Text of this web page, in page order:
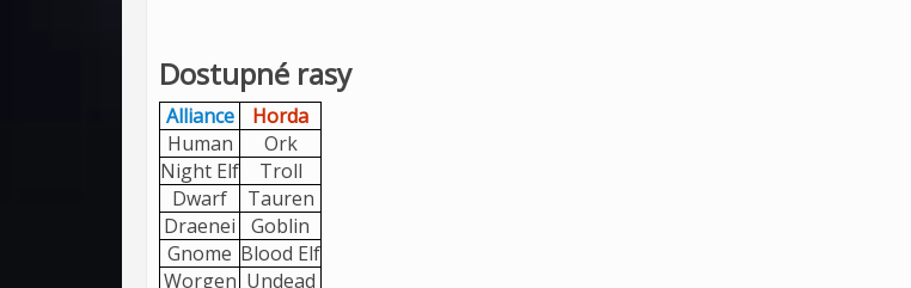
Dostupné rasy
Alliance
Horda
Human
Ork
Night Elf
Troll
Dwarf
Tauren
Draenei
Goblin
Gnome Blood Elf
Worgen Undead